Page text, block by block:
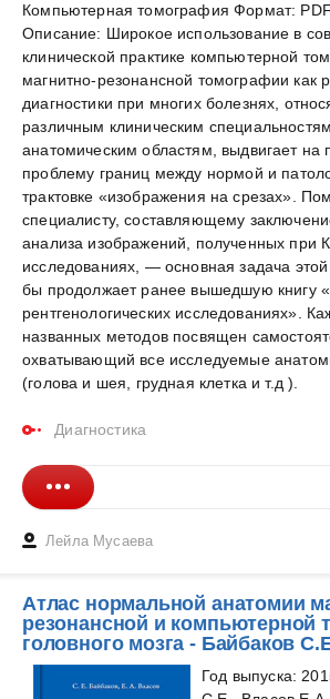
Компьютерная томография Формат:
Описание: Широкое использование в
клинической практике компьютерной
магнитно-резонансной томографии
диагностики при многих болезнях,
различным клиническим
анатомическим областям, выдвигает на
проблему границ между нормой и
трактовке «изображения на срезах».
специалисту, составляющему
анализа изображений, полученных при
исследованиях, — основная задача этой
бы продолжает ранее вышедшую книгу
рентгенологических исследованиях».
названных методов посвящен
охватывающий все исследуемые
(голова и шея, грудная клетка и т.д ).
Диагностика
Лейла Мусаева
Атлас нормальной анатомии
резонансной и компьютерной
головного мозга - Байбаков
Год выпуска: